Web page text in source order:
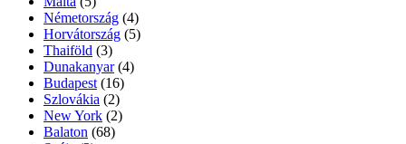
Németország (4)
Horvátország (5)
Thaiföld (3)
Dunakanyar (4)
Budapest (16)
Szlovákia (2)
New York (2)
Balaton (68)